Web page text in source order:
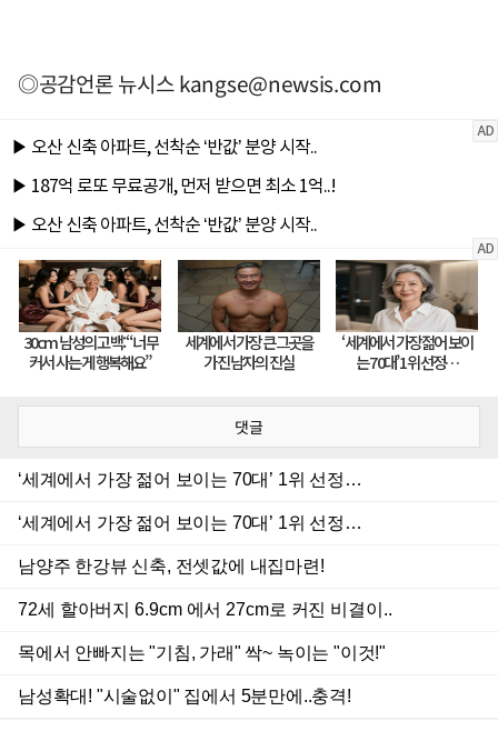
◎공감언론 뉴시스kangse@newsis.com
댓글